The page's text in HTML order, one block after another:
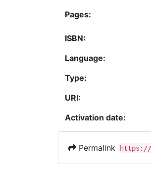
Pages:
ISBN:
Language:
Type:
URI:
Activation date:
Permalink https://